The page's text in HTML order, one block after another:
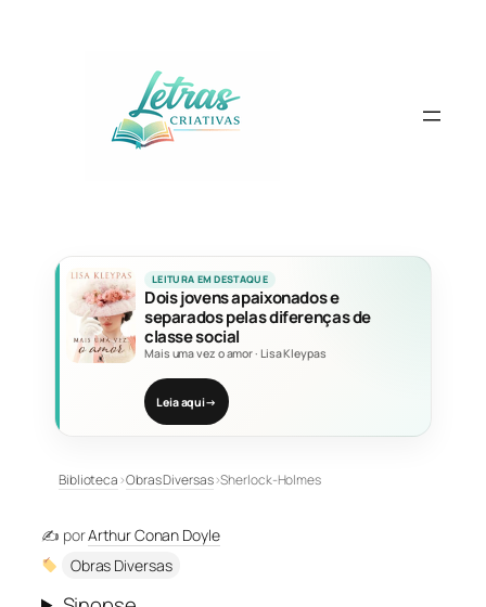
LEITURA EM DESTAQUE
Dois jovens apaixonados e
separados pelas diferenças de
classe social
Mais uma vez o amor· Lisa Kleypas
Leia aqui→
Biblioteca›Obras Diversas›Sherlock-Holmes
✍️ porArthur Conan Doyle
Obras Diversas